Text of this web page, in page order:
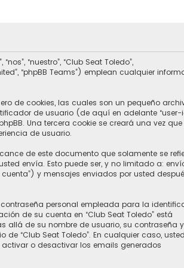
“nuestro”, “Club Seat Toledo”,
“phpBB Teams”) emplean cualquier
de cookies, las cuales son un pequeño
de usuario (de aquí en adelante “user-
Una tercera cookie se creará una vez
de usuario.
de este documento que solamente se
envía. Esto puede ser, y no limitado a:
y mensajes enviados por usted
personal empleada para la
de su cuenta en “Club Seat Toledo” está
allá de su nombre de usuario, su contraseña
“Club Seat Toledo”. En cualquier caso, usted
o desactivar los emails generados